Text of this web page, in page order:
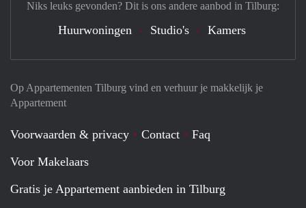
Op Appartementen Tilburg vind en verhuur je makkelijk je
Appartement
Voorwaarden & privacy Contact
Faq
Voor Makelaars
Gratis je Appartement aanbieden in Tilburg
Niks leuks gevonden? Dit is ons andere aanbod in Tilburg:
Huurwoningen Studio's Kamers